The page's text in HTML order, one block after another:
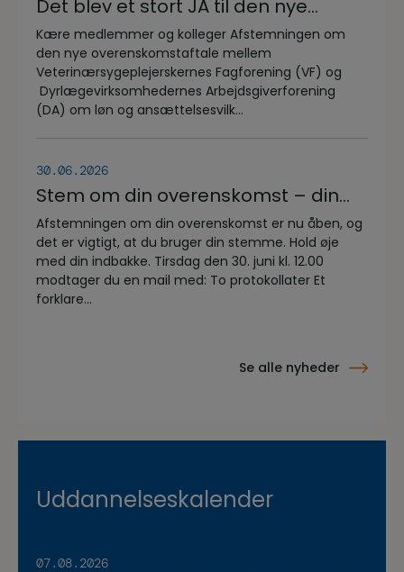
Det blev et stort JA til den nye
overenskomstaftale
Kære medlemmer og kolleger Afstemningen om
den nye overenskomstaftale mellem
Veterinærsygeplejerskernes Fagforening (VF) og
Dyrlægevirksomhedernes Arbejdsgiverforening
(DA) om løn og ansættelsesvilk...
30.06.2026
Stem om din overenskomst – din
stemme er vigtig!
Afstemningen om din overenskomst er nu åben, og
det er vigtigt, at du bruger din stemme. Hold øje
med din indbakke. Tirsdag den 30. juni kl. 12.00
modtager du en mail med: To protokollater Et
forklare...
Se alle nyheder
Uddannelseskalender
07.08.2026